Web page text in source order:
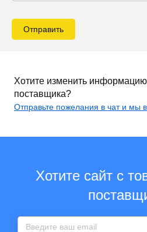
Отправить
Хотите изменить
поставщика?
Отправьте пожелания в чат и мы
Хотите сайт с